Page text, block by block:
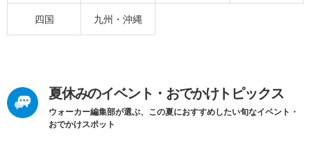
四国 九州・沖縄
夏休みのイベント・おでかけトピックス
ウォーカー編集部が選ぶ、この夏におすすめしたい旬なイベント・
おでかけスポット